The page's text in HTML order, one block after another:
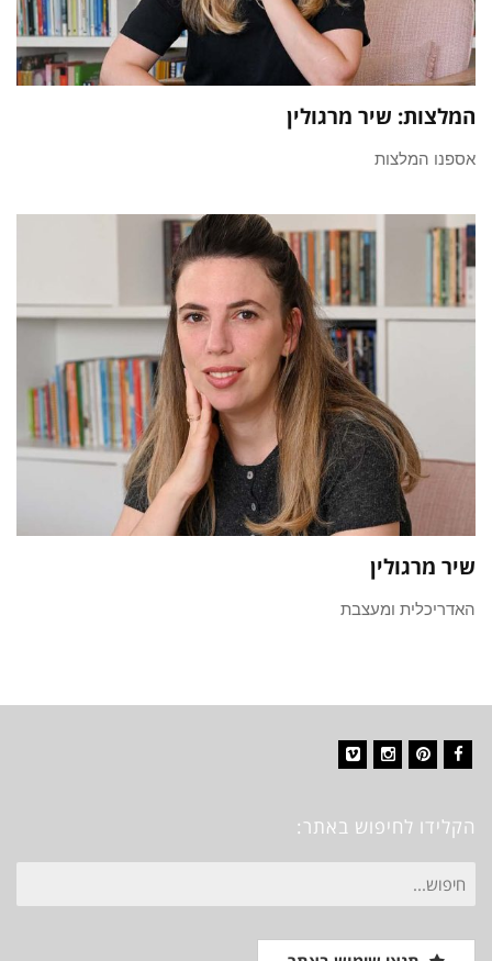
המלצות: שיר מרגולין
אספנו המלצות
שיר מרגולין
האדריכלית ומעצבת
הקלידו לחיפוש באתר:
חיפוש
עבור: